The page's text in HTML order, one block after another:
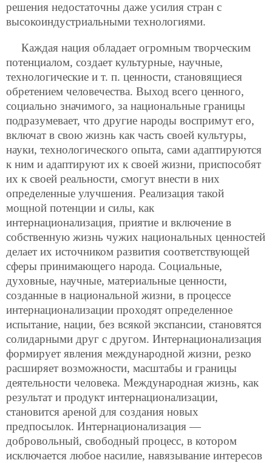
решения недостаточны даже усилия стран с
высокоиндустриальными технологиями.
Каждая нация обладает огромным творческим
потенциалом, создает культурные, научные,
технологические и т. п. ценности, становящиеся
обретением человечества. Выход всего ценного,
социально значимого, за национальные границы
подразумевает, что другие народы воспримут его,
включат в свою жизнь как часть своей культуры,
науки, технологического опыта, сами адаптируются
к ним и адаптируют их к своей жизни, приспособят
их к своей реальности, смогут внести в них
определенные улучшения. Реализация такой
мощной потенции и силы, как
интернационализация, приятие и включение в
собственную жизнь чужих национальных ценностей
делает их источником развития соответствующей
сферы принимающего народа. Социальные,
духовные, научные, материальные ценности,
созданные в национальной жизни, в процессе
интернационализации проходят определенное
испытание, нации, без всякой экспансии, становятся
солидарными друг с другом. Интернационализация
формирует явления международной жизни, резко
расширяет возможности, масштабы и границы
деятельности человека. Международная жизнь, как
результат и продукт интернационализации,
становится ареной для создания новых
предпосылок. Интернационализация —
добровольный, свободный процесс, в котором
исключается любое насилие, навязывание интересов